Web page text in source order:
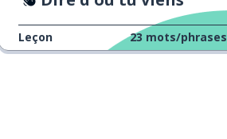
Leçon 23 mots/phrases